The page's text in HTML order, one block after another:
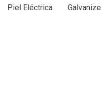
Piel Eléctrica
Galvanize